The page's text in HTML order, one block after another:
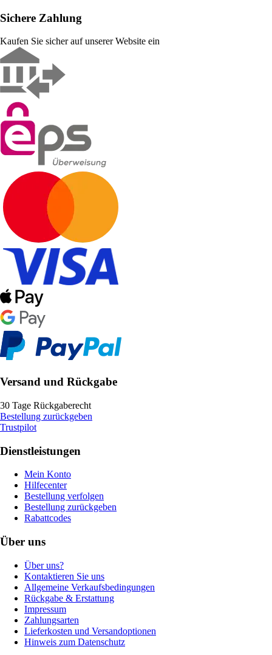
Sichere Zahlung
Kaufen Sie sicher auf unserer Website ein
Versand und Rückgabe
30 Tage Rückgaberecht
Bestellung zurückgeben
Trustpilot
Dienstleistungen
Mein Konto
Hilfecenter
Bestellung verfolgen
Bestellung zurückgeben
Rabattcodes
Über uns
Über uns?
Kontaktieren Sie uns
Allgemeine Verkaufsbedingungen
Rückgabe & Erstattung
Impressum
Zahlungsarten
Lieferkosten und Versandoptionen
Hinweis zum Datenschutz